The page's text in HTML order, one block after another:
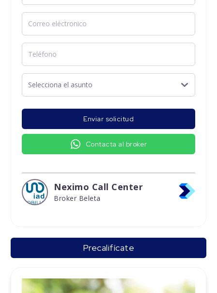
Enviar solicitud
Contacta al broker
Neximo Call Center
Broker Beleta
Precalifícate